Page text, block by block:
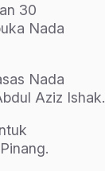
30
Nada
Nada
Aziz Ishak.